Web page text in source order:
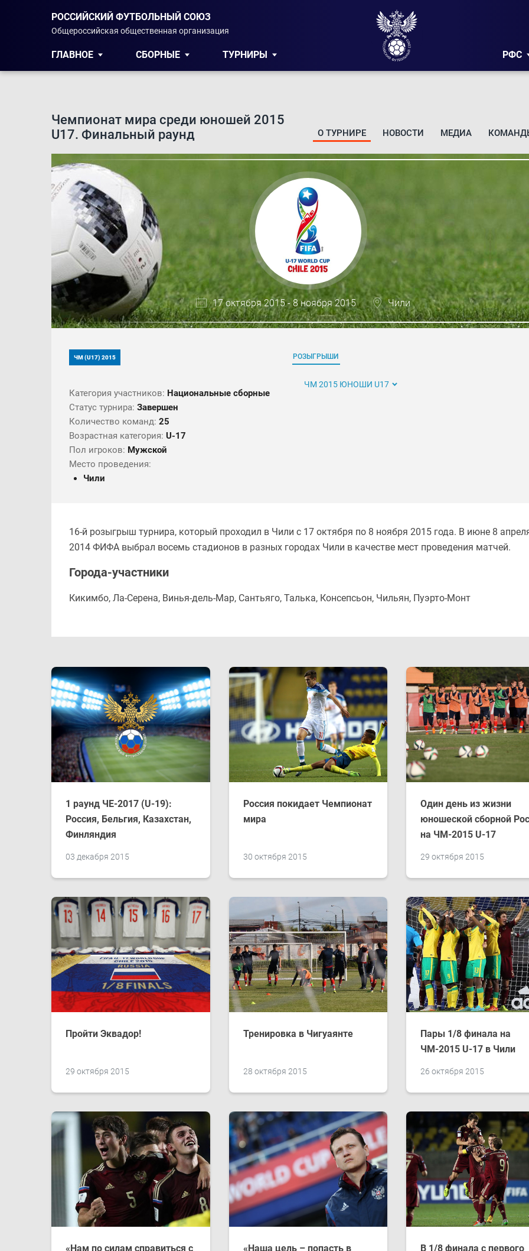
РОССИЙСКИЙ ФУТБОЛЬНЫЙ СОЮЗ
Общероссийская общественная организация
ГЛАВНОЕ СБОРНЫЕ ТУРНИРЫ РФС
Чемпионат мира среди юношей 2015
U17. Финальный раунд
О ТУРНИРЕ НОВОСТИ МЕДИА
17 октября 2015 - 8 ноября 2015 Чили
ЧМ (U17) 2015
Категория участников: Национальные сборные
Статус турнира: Завершен
Количество команд: 25
Возрастная категория: U-17
Пол игроков: Мужской
Место проведения:
Чили
РОЗЫГРЫШИ
ЧМ 2015 ЮНОШИ U17
16-й розыгрыш турнира, который проходил в Чили с 17 октября по 8 ноября 2015 года. В июне 8
2014 ФИФА выбрал восемь стадионов в разных городах Чили в качестве мест проведения матчей.
Города-участники
Кикимбо, Ла-Серена, Винья-дель-Мар, Сантьяго, Талька, Консепсьон, Чильян, Пуэрто-Монт
03 декабря 2015
1 раунд ЧЕ-2017 (U-19):
Россия, Бельгия, Казахстан,
Финляндия
30 октября 2015
Россия покидает Чемпионат
мира
29 октября 2015
Один день из жизни
юношеской сборной
на ЧМ-2015 U-17
29 октября 2015
Пройти Эквадор!
28 октября 2015
Тренировка в Чигуаянте
26 октября 2015
Пары 1/8 финала на
ЧМ-2015 U-17 в Чили
«Нам по силам справиться с
«Наша цель – попасть в
В 1/8 финала с первого